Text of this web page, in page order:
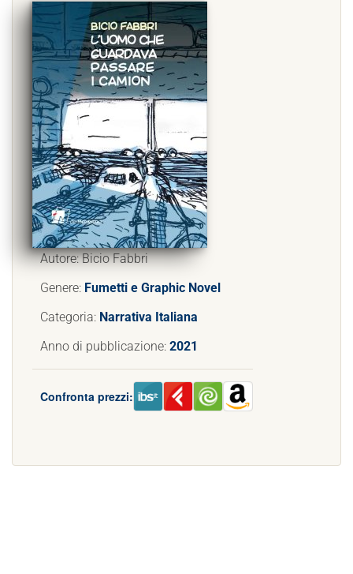
Autore: Bicio Fabbri
Genere: Fumetti e Graphic Novel
Categoria: Narrativa Italiana
Anno di pubblicazione: 2021
Confronta prezzi: